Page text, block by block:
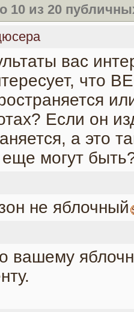
10 из 20
вас
что
Если он
а это
могут
не яблочный
вашему